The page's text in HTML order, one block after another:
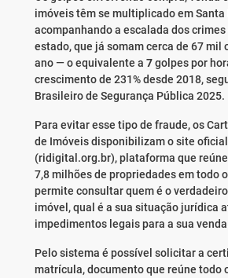
imóveis têm se multiplicado em Santa
acompanhando a escalada dos
estado, que já somam cerca de 67 mil
ano — o equivalente a 7golpes por
crescimento de 231% desde 2018,
Brasileiro de Segurança Pública 2025.
Para evitar esse tipo de fraude, os
de Imóveis disponibilizam o site oficial
(ridigital.org.br), plataforma que
7,8 milhões de propriedades em todo
permite consultar quem é o
imóvel, qual é a sua situação jurídica
impedimentos legais para a sua
Pelo sistema é possível solicitar a
matrícula, documento que reúne todo